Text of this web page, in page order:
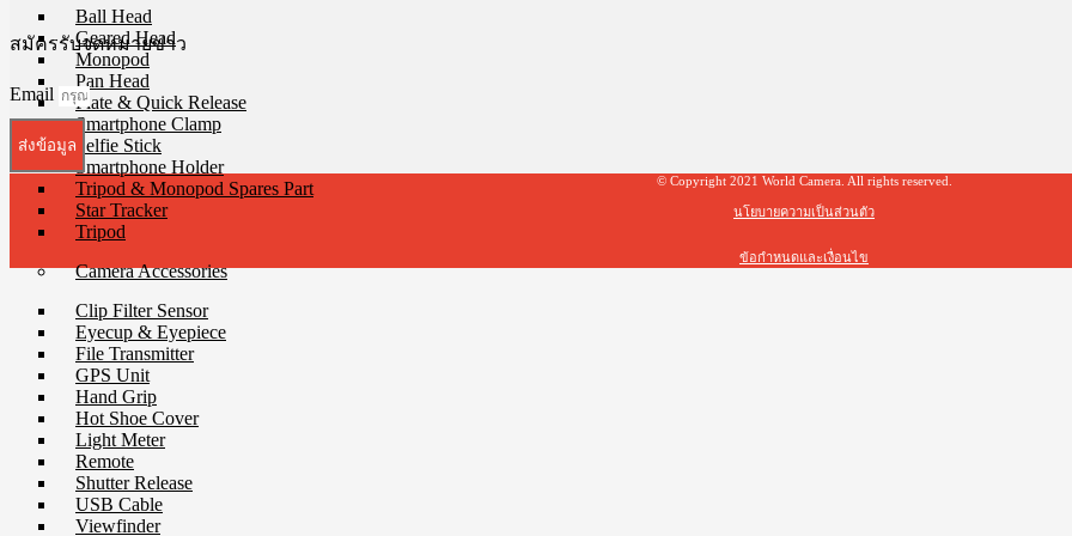
Ball Head
Geared Head
Monopod
Pan Head
Plate & Quick Release
Smartphone Clamp
Selfie Stick
Smartphone Holder
Tripod & Monopod Spares Part
Star Tracker
Tripod
Camera Accessories
Clip Filter Sensor
Eyecup & Eyepiece
File Transmitter
GPS Unit
Hand Grip
Hot Shoe Cover
Light Meter
Remote
Shutter Release
USB Cable
Viewfinder
สมัครรับจดหมายข่าว
Email
ส่งข้อมูล
© Copyright 2021 World Camera. All rights reserved.
นโยบายความเป็นส่วนตัว
ข้อกำหนดและเงื่อนไข